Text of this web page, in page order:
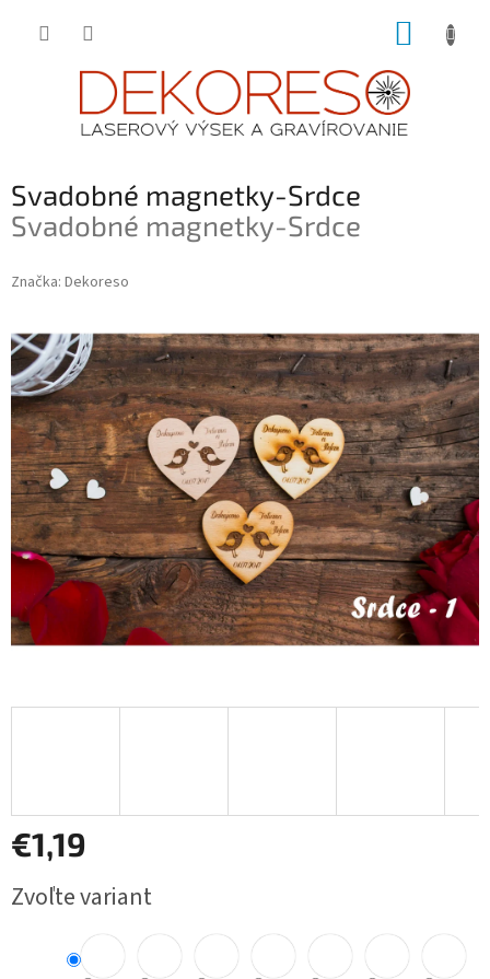
Svadobné magnetky-Srdce
Svadobné magnetky-Srdce
Značka: Dekoreso
€1,19
cena:
Zvoľte variant